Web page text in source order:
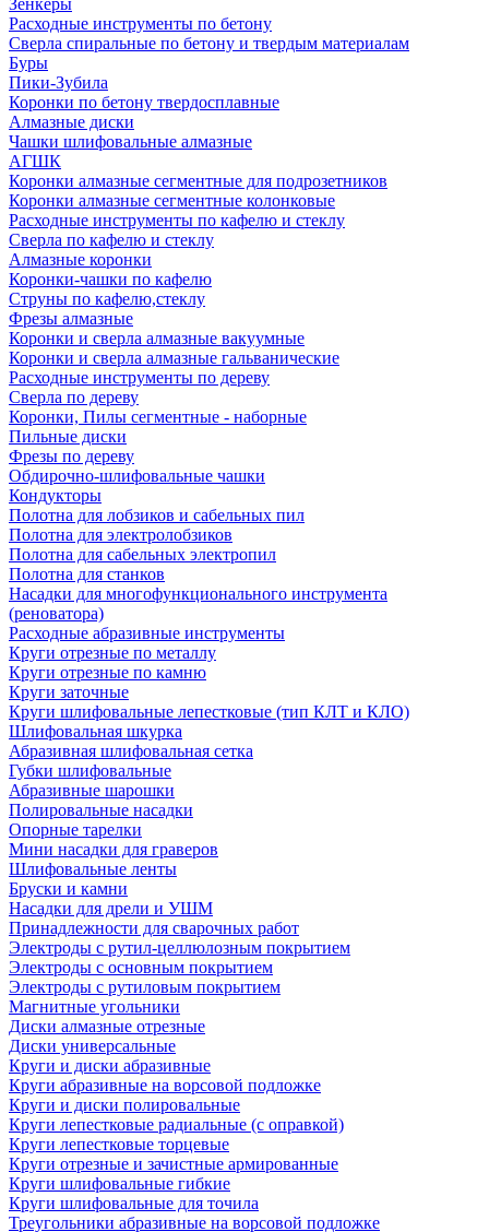
Зенкеры
Расходные инструменты по бетону
Сверла спиральные по бетону и твердым материалам
Буры
Пики-Зубила
Коронки по бетону твердосплавные
Алмазные диски
Чашки шлифовальные алмазные
АГШК
Коронки алмазные сегментные для подрозетников
Коронки алмазные сегментные колонковые
Расходные инструменты по кафелю и стеклу
Сверла по кафелю и стеклу
Алмазные коронки
Коронки-чашки по кафелю
Струны по кафелю,стеклу
Фрезы алмазные
Коронки и сверла алмазные вакуумные
Коронки и сверла алмазные гальванические
Расходные инструменты по дереву
Сверла по дереву
Коронки, Пилы сегментные - наборные
Пильные диски
Фрезы по дереву
Обдирочно-шлифовальные чашки
Кондукторы
Полотна для лобзиков и сабельных пил
Полотна для электролобзиков
Полотна для сабельных электропил
Полотна для станков
Насадки для многофункционального инструмента
(реноватора)
Расходные абразивные инструменты
Круги отрезные по металлу
Круги отрезные по камню
Круги заточные
Круги шлифовальные лепестковые (тип КЛТ и КЛО)
Шлифовальная шкурка
Абразивная шлифовальная сетка
Губки шлифовальные
Абразивные шарошки
Полировальные насадки
Опорные тарелки
Мини насадки для граверов
Шлифовальные ленты
Бруски и камни
Насадки для дрели и УШМ
Принадлежности для сварочных работ
Электроды с рутил-целлюлозным покрытием
Электроды с основным покрытием
Электроды с рутиловым покрытием
Магнитные угольники
Диски алмазные отрезные
Диски универсальные
Круги и диски абразивные
Круги абразивные на ворсовой подложке
Круги и диски полировальные
Круги лепестковые радиальные (с оправкой)
Круги лепестковые торцевые
Круги отрезные и зачистные армированные
Круги шлифовальные гибкие
Круги шлифовальные для точила
Треугольники абразивные на ворсовой подложке